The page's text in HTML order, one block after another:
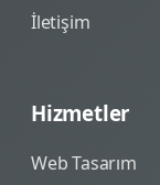
İletişim
Hizmetler
Web Tasarım